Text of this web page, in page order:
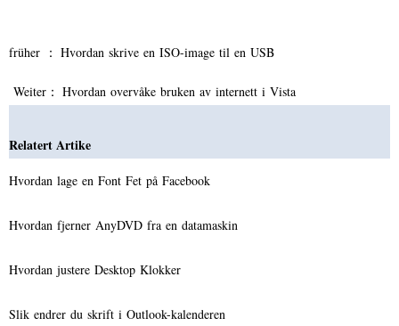
früher ： Hvordan skrive en ISO-image til en USB
Weiter： Hvordan overvåke bruken av internett i Vista
Relatert Artike
Hvordan lage en Font Fet på Facebook
Hvordan fjerner AnyDVD fra en datamaskin
Hvordan justere Desktop Klokker
Slik endrer du skrift i Outlook-kalenderen